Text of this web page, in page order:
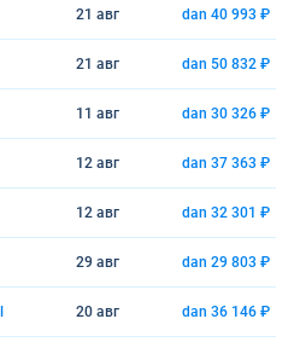
21 авг dan 40 993 ₽
21 авг dan 50 832 ₽
11 авг dan 30 326 ₽
12 авг dan 37 363 ₽
12 авг dan 32 301 ₽
29 авг dan 29 803 ₽
20 авг dan 36 146 ₽